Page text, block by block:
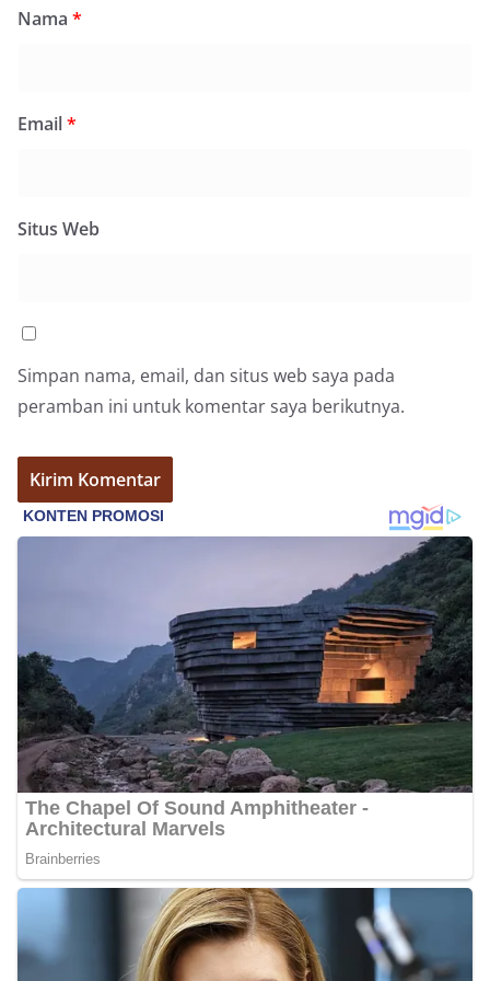
akrab, Bhabinkamtibmas menyapa warga,
poin utama yang disampaikan dalam kegiatan
sambang ini adalah imbauan kepada warga untuk
memasang bendera Merah Putih secara penuh,
penghormatan dan rasa cinta tanah air
menjelang perayaan HUT Kemerdekaan RI.
Petugas mengingatkan bahwa pemasangan
bendera dengan benar merupakan salah satu
wujud nyata partisipasi masyarakat dalam
Indonesia.‎‎”Kami mengimbau kepada seluruh
warga agar mulai mempersiapkan dan memasang
bendera Merah Putih di depan rumah masing-
masing secara penuh. Ini adalah bentuk
penghormatan kita bersama terhadap
perjuangan para pahlawan yang telah merebut
kemerdekaan,” ujar Aiptu Muliyadi Suraukur saat
berdialog dengan warga.‎‎Ia juga menambahkan
agar warga memperhatikan kondisi bendera yang
akan dikibarkan, memastikan bendera dalam
keadaan bersih, tidak sobek, dan layak untuk
dikibarkan sebagai simbol kehormatan
bendera, kegiatan sambang DDS ini juga
dimanfaatkan sebagai sarana deteksi dini (early
warning) guna mengantisipasi potensi gangguan
keamanan dan ketertiban masyarakat
(Kamtibmas) di lingkungan tempat tinggal warga.
Nama *
Email*
Situs Web
Simpan nama, email, dan situs web saya pada
peramban ini untuk komentar saya berikutnya.